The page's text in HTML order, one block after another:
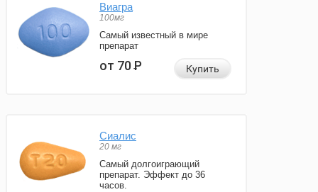
Виагра
100мг
Самый известный в мире
препарат
от 70Р Купить
Сиалис
20 мг
Самый долгоиграющий
препарат. Эффект до 36
часов.